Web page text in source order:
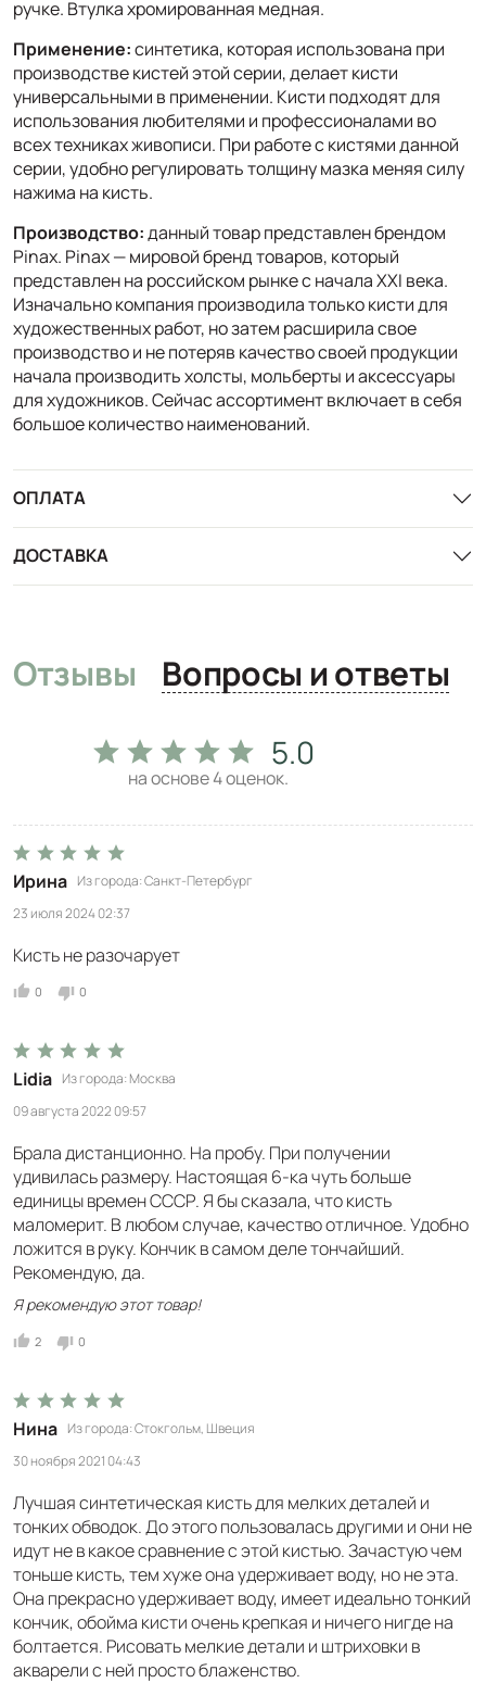
ручке. Втулка хромированная медная.
Применение:синтетика, которая использована при
производстве кистей этой серии, делает кисти
универсальными в применении. Кисти подходят для
использования любителями и профессионалами во
всех техниках живописи. При работе с кистями данной
серии, удобно регулировать толщину мазка меняя силу
нажима на кисть.
Производство:данный товар представлен брендом
Pinax. Pinax — мировой бренд товаров, который
представлен на российском рынке с начала XXI века.
Изначально компания производила только кисти для
художественных работ, но затем расширила свое
производство и не потеряв качество своей продукции
начала производить холсты, мольберты и аксессуары
для художников. Сейчас ассортимент включает в себя
большое количество наименований.
ОПЛАТА
ДОСТАВКА
Отзывы Вопросы и ответы
5.0
на основе4оценок.
Ирина Из города Санкт-Петербург
23 июля 2024 02:37
Кисть не разочарует
0 0
Lidia Из города Москва
09 августа 2022 09:57
Брала дистанционно. На пробу. При получении
удивилась размеру. Настоящая 6-ка чуть больше
единицы времен СССР. Я бы сказала, что кисть
маломерит. В любом случае, качество отличное. Удобно
ложится в руку. Кончик в самом деле тончайший.
Рекомендую, да.
Я рекомендую этот товар!
2 0
Нина Из города Стокгольм, Швеция
30 ноября 2021 04:43
Лучшая синтетическая кисть для мелких деталей и
тонких обводок. До этого пользовалась другими и они не
идут не в какое сравнение с этой кистью. Зачастую чем
тоньше кисть, тем хуже она удерживает воду, но не эта.
Она прекрасно удерживает воду, имеет идеально тонкий
кончик, обойма кисти очень крепкая и ничего нигде на
болтается. Рисовать мелкие детали и штриховки в
акварели с ней просто блаженство.